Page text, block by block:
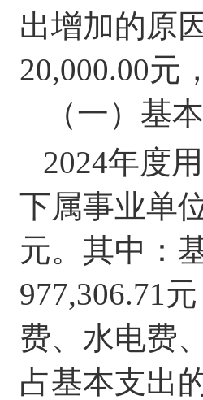
出增加的原
20,000.00元
（一）基
2024年度
下属事业单
元。其中：
977,306.71
费、水电费
占基本支出